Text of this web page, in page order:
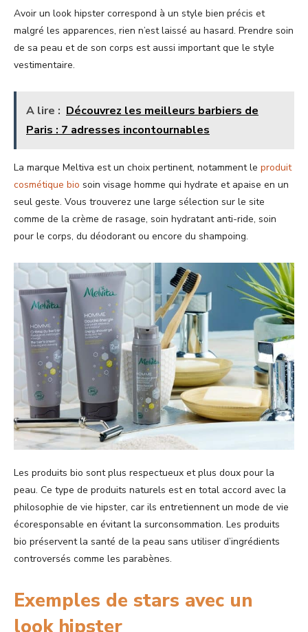
Avoir un look hipster correspond à un style bien précis et
malgré les apparences, rien n’est laissé au hasard. Prendre soin
de sa peau et de son corps est aussi important que le style
vestimentaire.
A lire : Découvrez les meilleurs barbiers de
Paris : 7 adresses incontournables
La marque Meltiva est un choix pertinent, notamment le produit
cosmétique bio soin visage homme qui hydrate et apaise en un
seul geste. Vous trouverez une large sélection sur le site
comme de la crème de rasage, soin hydratant anti-ride, soin
pour le corps, du déodorant ou encore du shampoing.
Les produits bio sont plus respectueux et plus doux pour la
peau. Ce type de produits naturels est en total accord avec la
philosophie de vie hipster, car ils entretiennent un mode de vie
écoresponsable en évitant la surconsommation. Les produits
bio préservent la santé de la peau sans utiliser d’ingrédients
controversés comme les parabènes.
Exemples de stars avec un
look hipster